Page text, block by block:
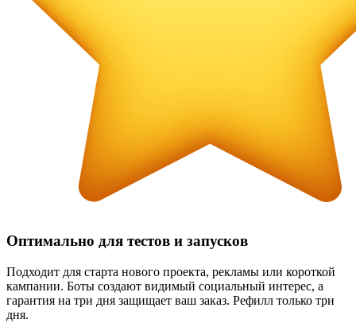
Оптимально для тестов и запусков
Подходит для старта нового проекта, рекламы или короткой
кампании. Боты создают видимый социальный интерес, а
гарантия на три дня защищает ваш заказ. Рефилл только три
дня.